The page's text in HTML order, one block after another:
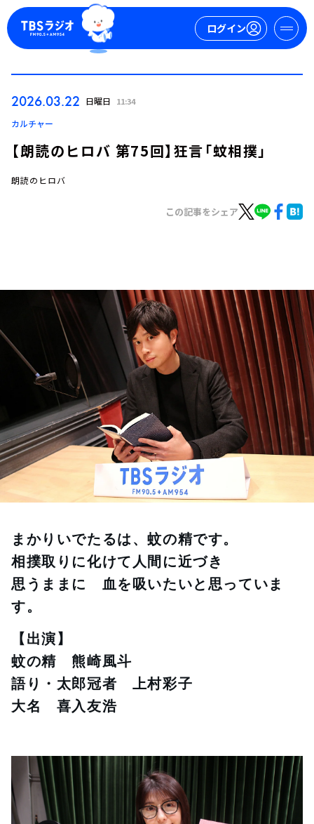
ログイン
トピックス
TBS Podcast
お知らせ
イベント・グッズ
YouTube
会社情報
2026.03.22 日曜日 11:34
カルチャー
【朗読のヒロバ 第75回】狂言「蚊相撲」
朗読のヒロバ
この記事をシェア
まかりいでたるは、蚊の精です。
相撲取りに化けて人間に近づき
思うままに　血を吸いたいと思っていま
す。
【出演】
蚊の精　熊崎風斗
語り・太郎冠者　上村彩子
大名　喜入友浩